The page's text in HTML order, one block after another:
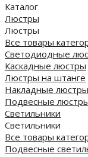
Каталог
Люстры
Люстры
Все товары
Светодиодные
Каскадные люстры
Люстры на штанге
Накладные люстры
Подвесные
Светильники
Светильники
Все товары
Подвесные